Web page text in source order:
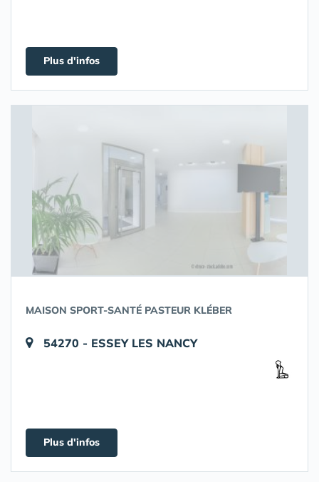
Plus d'infos
MAISON SPORT-SANTÉ PASTEUR KLÉBER
54270 - ESSEY LES NANCY
Plus d'infos